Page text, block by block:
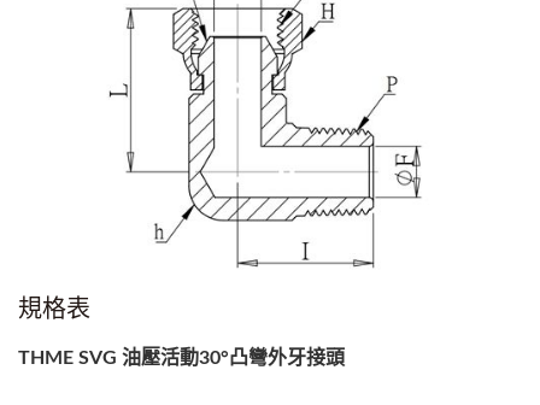
規格表
THME SVG 油壓活動30°凸彎外牙接頭